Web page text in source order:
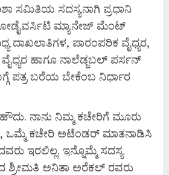
ಸಮಿತಿಯ ಸದಸ್ಯನಾಗಿ ಪ್ರಧಾನಿ
ಮ್ಯಾನೇಜ್ ಮೆಂಟ್
ದಾಖಲಾತಿಗಳ, ಪಾರಂಪರಿಕ ವೈಧ್ಯರ,
ಹಾಗೂ ನಾಲೆಡ್ಜಬಲ್ ಪರ್ಸನ್
ಪತ್ರ ಬರೆಯ ಬೇಕೆಂಬ ನಿರ್ಧಾರ
ಹೌದು. ನಾನು ನಿಮ್ಮ ಕಚೇರಿಗೆ ಮೂರು
ಒಮ್ಮೆ ಕಚೇರಿ ಅಟೆಂಡರ್ ಮಾತನಾಡಿಸಿ
ಇರಲಿಲ್ಲ. ಇನ್ನೊಮ್ಮೆ ಸದಸ್ಯ
ಅನಿತಾ ಅರೆಕಲ್ ರವರು